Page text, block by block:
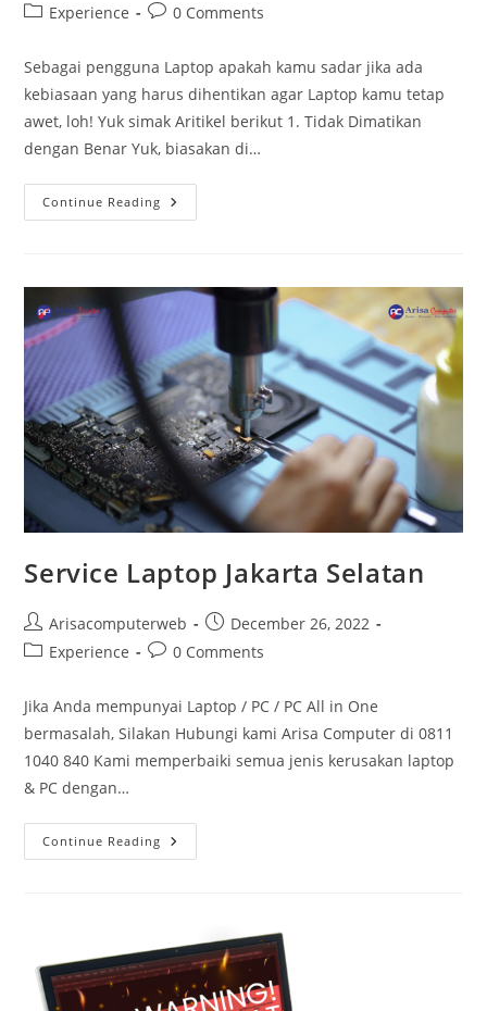
author:
published:
PostExperience
Post0 Comments
Sebagai pengguna Laptop apakah kamu sadar jika ada
kebiasaan yang harus dihentikan agar Laptop kamu tetap
awet, loh! Yuk simak Aritikel berikut 1. Tidak Dimatikan
dengan Benar Yuk, biasakan di…
Continue Reading Kebiasaan
User
Service Laptop Jakarta Selatan
Post
author:
Arisacomputerweb
Post
published:
December 26, 2022
PostExperience
Post0 Comments
Jika Anda mempunyai Laptop / PC / PC All in One
bermasalah, Silakan Hubungi kami Arisa Computer di 0811
1040 840 Kami memperbaiki semua jenis kerusakan laptop
& PC dengan…
Continue Reading Service
Laptop